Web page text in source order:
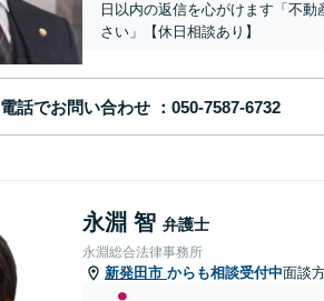
日以内の返信を心がけます「不
さい」【休日相談あり】
電話でお問い合わせ
永淵 智 弁護士
永淵総合法律事務所
新発田市 からも相談受付中面談